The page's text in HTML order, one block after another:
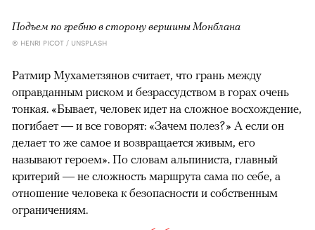
Подъем по гребню в сторону вершины Монблана
© HENRI PICOT / UNSPLASH
Ратмир Мухаметзянов считает, что грань между
оправданным риском и безрассудством в горах очень
тонкая. «Бывает, человек идет на сложное восхождение,
погибает — и все говорят: «Зачем полез?» А если он
делает то же самое и возвращается живым, его
называют героем». По словам альпиниста, главный
критерий — не сложность маршрута сама по себе, а
отношение человека к безопасности и собственным
ограничениям.